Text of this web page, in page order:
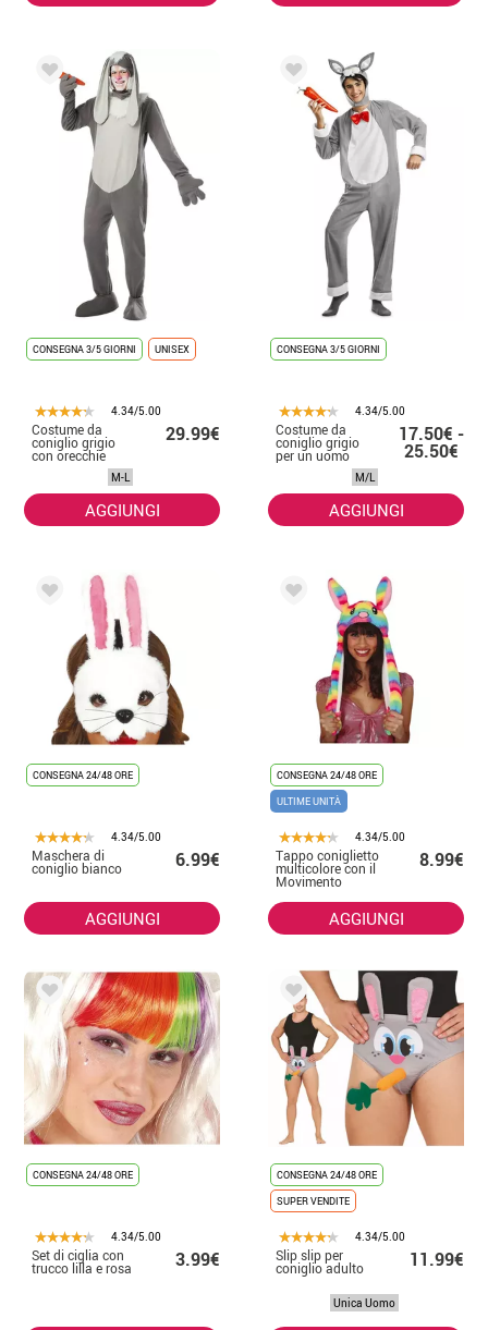
CONSEGNA 3/5 GIORNI UNISEX
4.34/5.00
Costume da
coniglio grigio
con orecchie
lunghe per uomo
29.99€
M-L
AGGIUNGI
CONSEGNA 3/5 GIORNI
4.34/5.00
Costume da
coniglio grigio
per un uomo
17.50€ -
25.50€
M/L
AGGIUNGI
CONSEGNA 24/48 ORE
4.34/5.00
Maschera di
coniglio bianco 6.99€
AGGIUNGI
CONSEGNA 24/48 ORE
ULTIME UNITÀ
4.34/5.00
Tappo coniglietto
multicolore con il
Movimento
8.99€
AGGIUNGI
CONSEGNA 24/48 ORE
4.34/5.00
Set di ciglia con
trucco lilla e rosa 3.99€
CONSEGNA 24/48 ORE
SUPER VENDITE
4.34/5.00
Slip slip per
coniglio adulto 11.99€
Unica Uomo